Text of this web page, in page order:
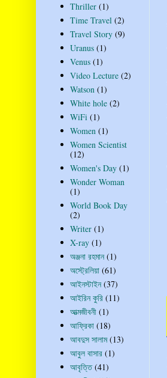
Thriller (1)
Time Travel (2)
Travel Story (9)
Uranus (1)
Venus (1)
Video Lecture (2)
Watson (1)
White hole (2)
WiFi (1)
Women (1)
Women Scientist
(12)
Women's Day (1)
Wonder Woman
(1)
World Book Day
(2)
Writer (1)
X-ray (1)
অঞ্জনা রহমান (1)
অস্ট্রেলিয়া (61)
আইনস্টাইন (37)
আইরিন কুরি (11)
আত্মজীবনী (1)
আফ্রিকা (18)
আবদুস সালাম (13)
আবুল বাসার (1)
আবৃত্তি (41)